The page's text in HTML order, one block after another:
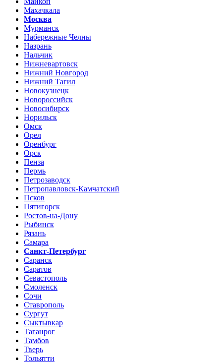
Махачкала
Москва
Мурманск
Набережные Челны
Назрань
Нальчик
Нижневартовск
Нижний Новгород
Нижний Тагил
Новокузнецк
Новороссийск
Новосибирск
Норильск
Омск
Орел
Оренбург
Орск
Пенза
Пермь
Петрозаводск
Петропавловск-Камчатский
Псков
Пятигорск
Ростов-на-Дону
Рыбинск
Рязань
Самара
Санкт-Петербург
Саранск
Саратов
Севастополь
Смоленск
Сочи
Ставрополь
Сургут
Сыктывкар
Таганрог
Тамбов
Тверь
Тольятти